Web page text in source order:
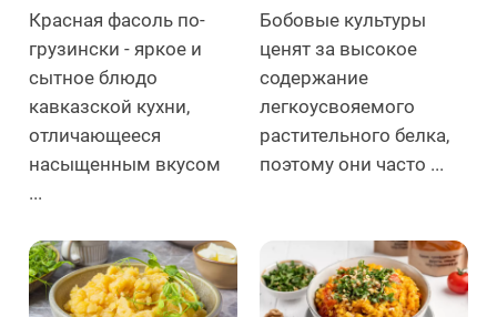
Красная фасоль по-
грузински - яркое и
сытное блюдо
кавказской кухни,
отличающееся
насыщенным вкусом
...
Бобовые культуры
ценят за высокое
содержание
легкоусвояемого
растительного белка,
поэтому они часто ...